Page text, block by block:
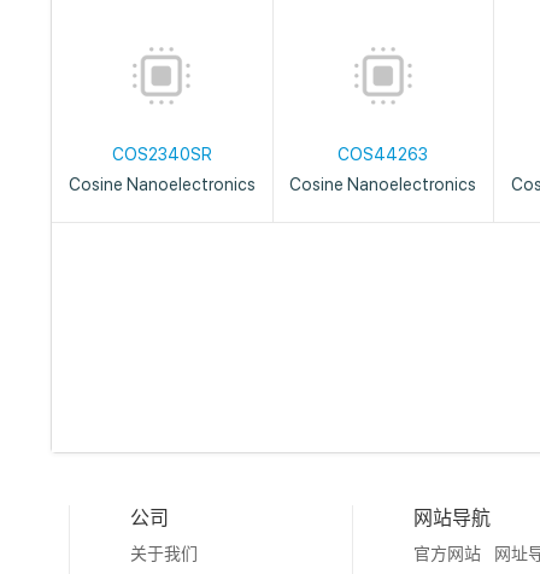
COS2340SR
Cosine Nanoelectronics
COS44263
Cosine Nanoelectronics
公司
关于我们
网站导航
官方网站
网址